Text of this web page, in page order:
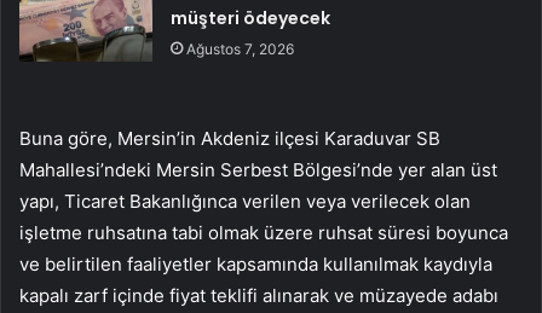
müşteri ödeyecek
Ağustos 7, 2026
Buna göre, Mersin’in Akdeniz ilçesi Karaduvar SB
Mahallesi’ndeki Mersin Serbest Bölgesi’nde yer alan üst
yapı, Ticaret Bakanlığınca verilen veya verilecek olan
işletme ruhsatına tabi olmak üzere ruhsat süresi boyunca
ve belirtilen faaliyetler kapsamında kullanılmak kaydıyla
kapalı zarf içinde fiyat teklifi alınarak ve müzayede adabı